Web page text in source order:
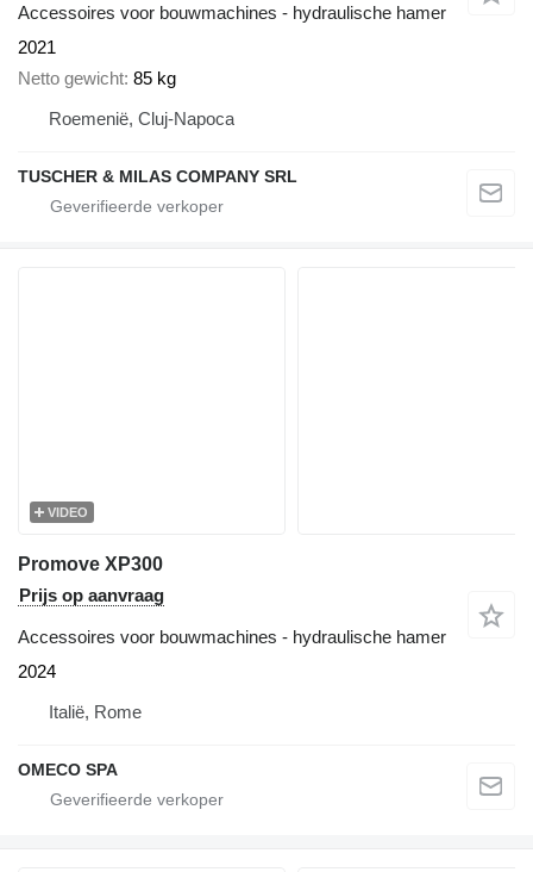
Accessoires voor bouwmachines - hydraulische hamer
2021
Netto gewicht 85 kg
Roemenië, Cluj-Napoca
TUSCHER & MILAS COMPANY SRL
VIDEO
Promove XP300
Prijs op aanvraag
Accessoires voor bouwmachines - hydraulische hamer
2024
Italië, Rome
OMECO SPA